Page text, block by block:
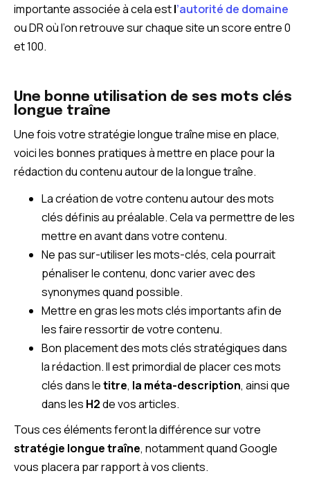
importante associée à cela estl’autorité de domaine
ou DR où l’on retrouve sur chaque site un score entre 0
et 100.
Une bonne utilisation de ses mots clés
longue traîne
Une fois votre stratégie longue traîne mise en place,
voici les bonnes pratiques à mettre en place pour la
rédaction du contenu autour de la longue traîne.
La création de votre contenu autour des mots
clés définis au préalable. Cela va permettre de les
mettre en avant dans votre contenu.
Ne pas sur-utiliser les mots-clés, cela pourrait
pénaliser le contenu, donc varier avec des
synonymes quand possible.
Mettre en gras les mots clés importants afin de
les faire ressortir de votre contenu.
Bon placement des mots clés stratégiques dans
la rédaction. Il est primordial de placer ces mots
clés dans letitre, la méta-description, ainsi que
dans les H2de vos articles.
Tous ces éléments feront la différence sur votre
stratégie longue traîne, notamment quand Google
vous placera par rapport à vos clients.